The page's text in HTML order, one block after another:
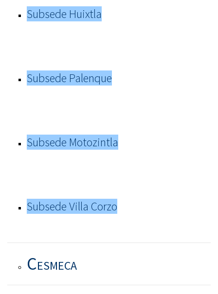
Subsede Huixtla
Subsede Palenque
Subsede Motozintla
Subsede Villa Corzo
CESMECA